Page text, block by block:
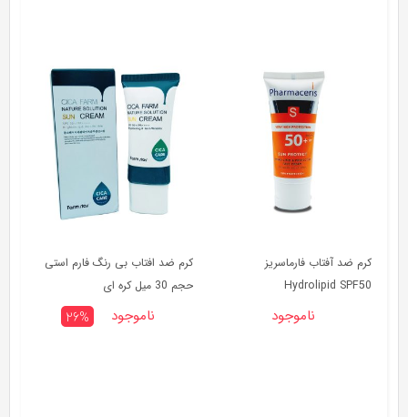
کرم ضد آفتاب فارماسریز
Hydrolipid SPF50
ناموجود
کرم ضد افتاب بی رنگ فارم استی
حجم 30 میل کره ای
26% ناموجود